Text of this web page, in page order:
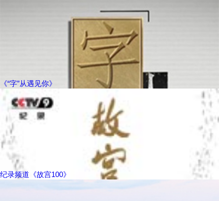
《“字”从遇见你》
纪录频道《故宫100》